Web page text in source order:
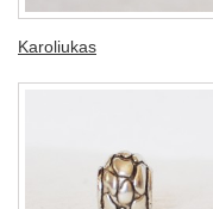
Karoliukas